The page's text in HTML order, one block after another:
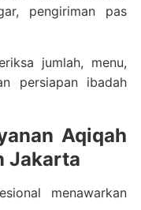
pengiriman pas
jumlah, menu,
persiapan ibadah
Aqiqah
Jakarta
menawarkan